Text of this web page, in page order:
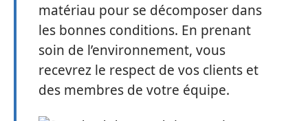
matériau pour se décomposer dans
les bonnes conditions. En prenant
soin de l’environnement, vous
recevrez le respect de vos clients et
des membres de votre équipe.